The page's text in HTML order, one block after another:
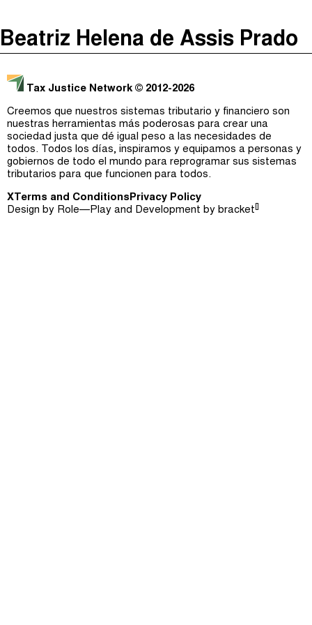
Justicia Impositiva
É Da Sua Conta
Impôts et Justice Sociale
The Corruption Diaries
Episodios (0)
Buscar
Beatriz Helena de Assis Prado
Tax Justice Network © 2012-2026
Creemos que nuestros sistemas tributario y financiero son
nuestras herramientas más poderosas para crear una
sociedad justa que dé igual peso a las necesidades de
todos. Todos los días, inspiramos y equipamos a personas y
gobiernos de todo el mundo para reprogramar sus sistemas
tributarios para que funcionen para todos.
X Terms and ConditionsPrivacy Policy
Design by Role—Play and Development by bracket